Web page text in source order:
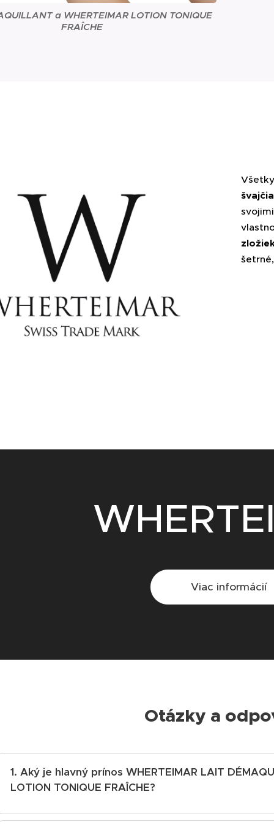
a WHERTEIMAR LOTION TONIQUE
FRAÎCHE
Viac informácií
Otázky a
1. Aký je hlavný prínos WHERTEIMAR LAIT
LOTION TONIQUE FRAÎCHE?
Hlavným prínosom je efektívne a mimoriadne šetrné